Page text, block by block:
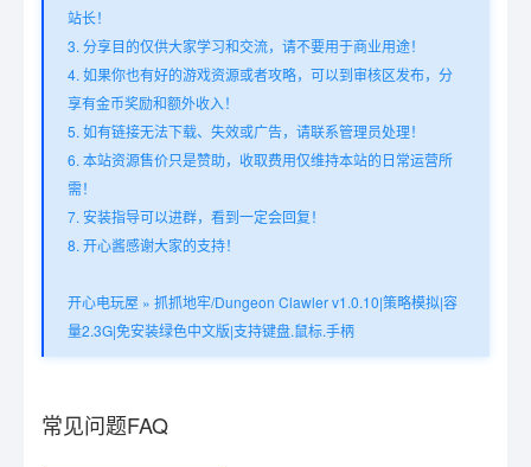
站长！
3. 分享目的仅供大家学习和交流，请不要用于商业用途！
4. 如果你也有好的游戏资源或者攻略，可以到审核区发布，分
享有金币奖励和额外收入！
5. 如有链接无法下载、失效或广告，请联系管理员处理！
6. 本站资源售价只是赞助，收取费用仅维持本站的日常运营所
需！
7. 安装指导可以进群，看到一定会回复！
8. 开心酱感谢大家的支持！
开心电玩屋 » 抓抓地牢/Dungeon Clawler v1.0.10|策略模拟|容
量2.3G|免安装绿色中文版|支持键盘.鼠标.手柄
常见问题FAQ